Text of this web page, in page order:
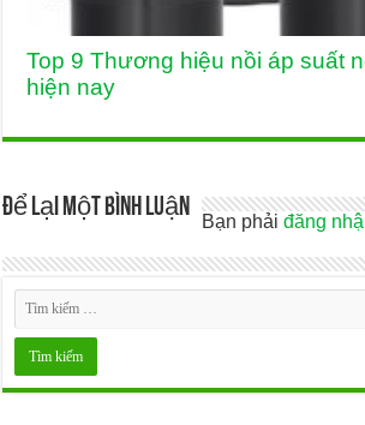
Top 9 Thương hiệu nồi áp suất
hiện nay
Để lại một bình luận Bạn phảiđăng